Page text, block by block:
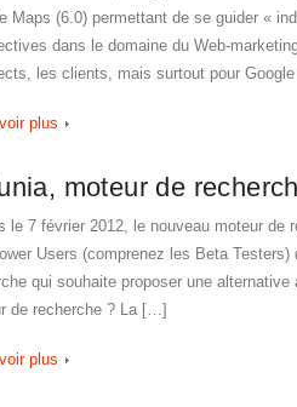
Maps (6.0) permettant de se guider «
dans le domaine du Web-
les clients, mais surtout pour
plus
moteur de
le 7 février 2012, le nouveau moteur
Users (comprenez les Beta
qui souhaite proposer une
de recherche ? La […]
plus